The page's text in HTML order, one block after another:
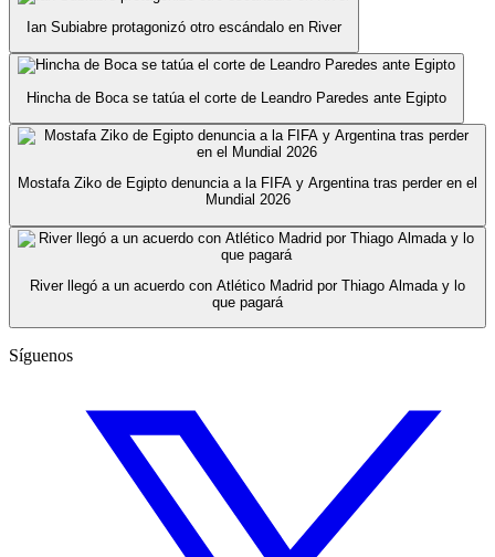
Ian Subiabre protagonizó otro escándalo en River
Hincha de Boca se tatúa el corte de Leandro Paredes ante Egipto
Mostafa Ziko de Egipto denuncia a la FIFA y Argentina tras perder en el
Mundial 2026
River llegó a un acuerdo con Atlético Madrid por Thiago Almada y lo
que pagará
Síguenos